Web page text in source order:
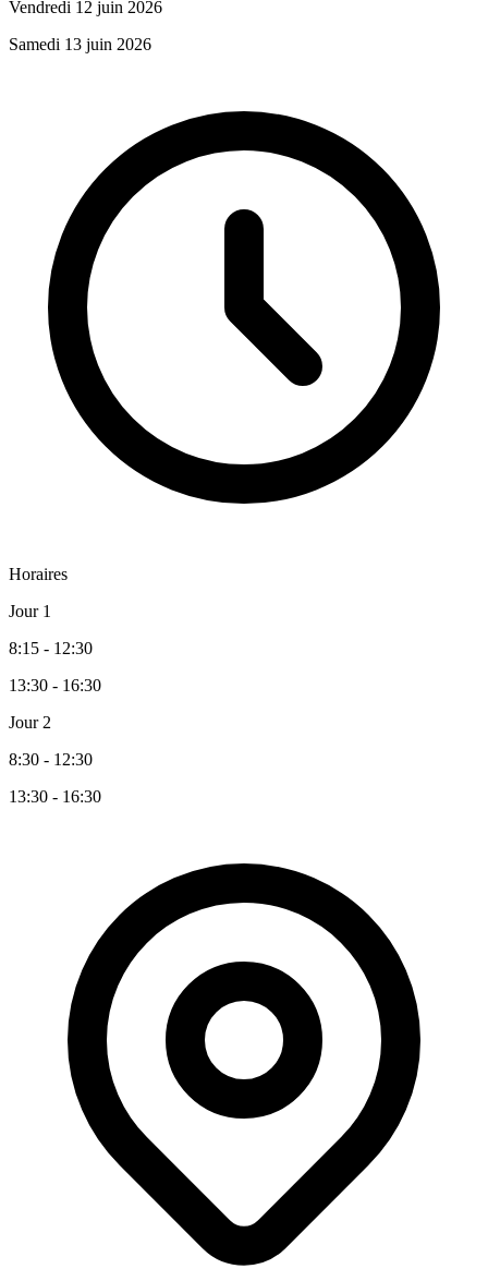
Vendredi 12 juin 2026
Samedi 13 juin 2026
Horaires
Jour 1
8:15 - 12:30
13:30 - 16:30
Jour 2
8:30 - 12:30
13:30 - 16:30